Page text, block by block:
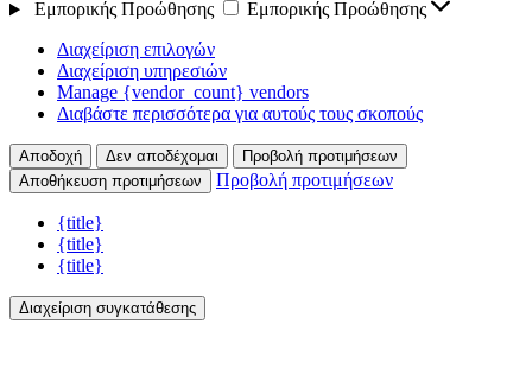
Εμπορικής Προώθησης
Εμπορικής Προώθησης
Διαχείριση επιλογών
Διαχείριση υπηρεσιών
Manage {vendor_count} vendors
Διαβάστε περισσότερα για αυτούς τους σκοπούς
Αποδοχή Δεν αποδέχομαι
Προβολή προτιμήσεων
Αποθήκευση προτιμήσεων
Προβολή προτιμήσεων
{title}
{title}
{title}
Διαχείριση συγκατάθεσης